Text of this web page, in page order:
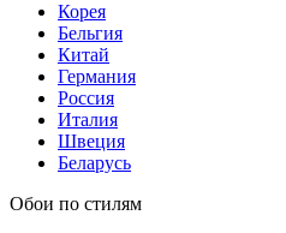
Корея
Бельгия
Китай
Германия
Россия
Италия
Швеция
Беларусь
Обои по стилям